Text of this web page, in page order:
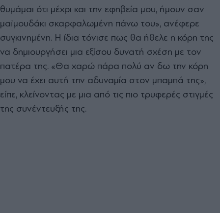
θυμάμαι ότι μέχρι και την εφηβεία μου, ήμουν σαν
μαϊμουδάκι σκαρφαλωμένη πάνω του», ανέφερε
συγκινημένη. Η ίδια τόνισε πως θα ήθελε η κόρη της
να δημιουργήσει μια εξίσου δυνατή σχέση με τον
πατέρα της. «Θα χαρώ πάρα πολύ αν δω την κόρη
μου να έχει αυτή την αδυναμία στον μπαμπά της»,
είπε, κλείνοντας με μια από τις πιο τρυφερές στιγμές
της συνέντευξής της.